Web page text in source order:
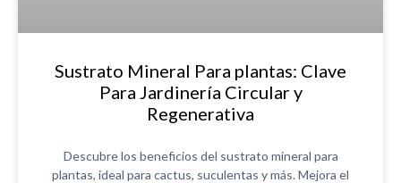
Sustrato Mineral Para plantas: Clave
Para Jardinería Circular y
Regenerativa
Descubre los beneficios del sustrato mineral para
plantas, ideal para cactus, suculentas y más. Mejora el